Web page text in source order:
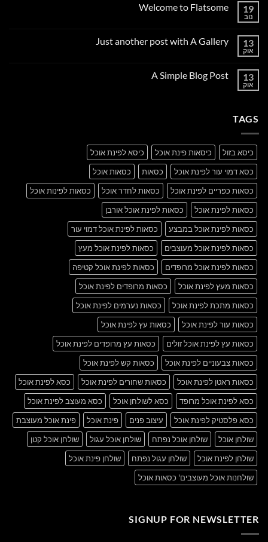
19
נוב
Welcome to Flatsome
Welcome
13
אוק
Just another post with A Gallery
Just
13
אוק
A Simple Blog Post
TAGS
כיסא בזול כיסאות פינת אוכל
כיסא לפינת אוכל
כסא דמוי עור לפינת אוכל
כסאות
כסאות אוכל
כסאות כפריים לפינת אוכל
כסאות לחדר אוכל
כסאות לפינות אוכל
כסאות לפינת אוכל
כסאות לפינת אוכל אורבן
כסאות לפינת אוכל במבצע
כסאות לפינת אוכל דמוי עור
כסאות לפינת אוכל מעוצבים
כסאות לפינת אוכל מעץ
כסאות לפינת אוכל מרופדים
כסאות לפינת אוכל קטיפה
כסאות מעץ לפינת אוכל
כסאות מרופדים לפינת אוכל
כסאות מתכת לפינת אוכל
כסאות נערמים לפינת אוכל
כסאות עור לפינת אוכל
כסאות עץ לפינת אוכל
כסאות עץ לפינת אוכל זולים
כסאות עץ מרופדים לפינת אוכל
כסאות צבעוניים לפינת אוכל
כסאות קש לפינת אוכל
כסאות ראטן לפינת אוכל
כסאות שחורים לפינת אוכל
כסא לפינת אוכל
כסא לפינת אוכל מרופד
כסא לשולחן אוכל
כסא מעוצב לפינת אוכל
כסא פלסטיק לפינת אוכל
עיצוב פנים פינת אוכל
פינת אוכל מעוצבת
שולחן אוכל
שולחן אוכל נפתח שולחן אוכל עגול
שולחן אוכל קטן
שולחן לפינת אוכל
שולחן עגול נפתח
שולחן פינת אוכל
שולחנות אוכל מעוצבים' כסאות אוכל
SIGNUP FOR NEWSLETTER